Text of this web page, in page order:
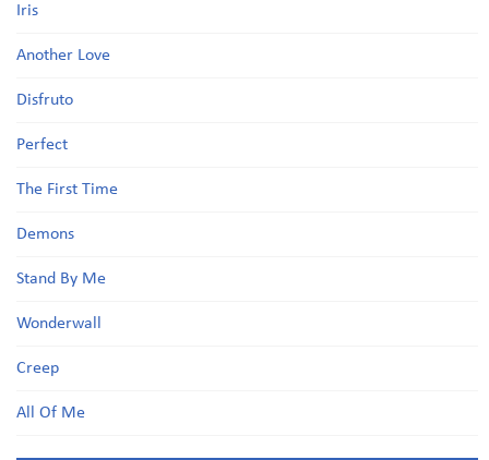
Iris
Another Love
Disfruto
Perfect
The First Time
Demons
Stand By Me
Wonderwall
Creep
All Of Me